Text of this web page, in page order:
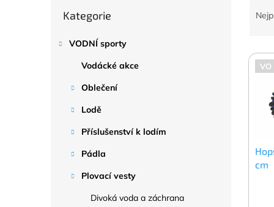
kategorie
Kategorie
VODNÍ sporty
Vodácké akce
Oblečení
Lodě
Příslušenství k lodím
Pádla
Plovací vesty
Divoká voda a záchrana
n
V
VO
cm